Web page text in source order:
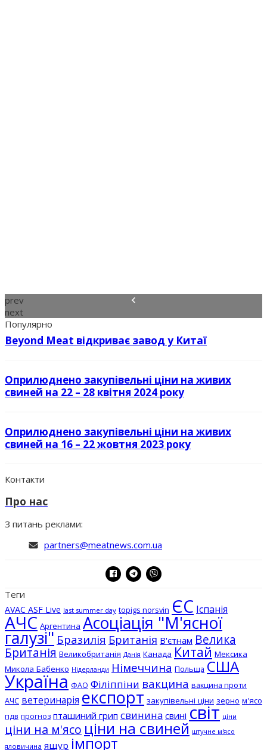
prev
next
Популярно
Beyond Meat відкриває завод у Китаї
Оприлюднено закупівельні ціни на живих
свиней на 22 – 28 квітня 2024 року
Оприлюднено закупівельні ціни на живих
свиней на 16 – 22 жовтня 2023 року
Контакти
Про нас
З питань реклами:
partners@meatnews.com.ua
Теги
AVAC ASF Live last summer day topigs norsvin ЄС Іспанія
АЧС Аргентина Асоціація "М'ясної
галузі" Бразилія Британія В'єтнам Велика
Британія Великобританія Данія Канада Китай Мексика
Микола Бабенко Нідерланди Німеччина Польща США
Україна ФАО Філіппіни вакцина вакцина проти
АЧС ветеринарія експорт закупівельні ціни зерно м'ясо
пдв прогноз пташиний грип свинина свині світ ціни
ціни на м'ясо ціни на свиней штучне м'ясо
яловичина ящур імпорт